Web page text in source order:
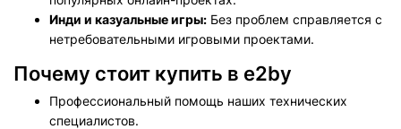
Инди и казуальные игры: Без проблем справляется с
нетребовательными игровыми проектами.
Почему стоит купить в e2by
Профессиональный помощь наших технических
специалистов.